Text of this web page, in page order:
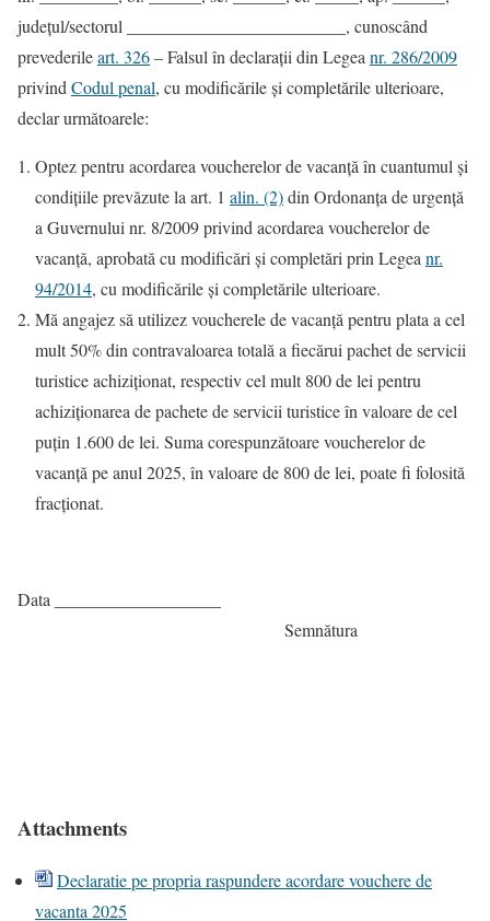
judeţul/sectorul _________________________, cunoscând
prevederileart. 326– Falsul în declaraţii din Legea nr. 286/2009
privind Codul penal, cu modificările şi completările ulterioare,
declar următoarele:
Optez pentru acordarea voucherelor de vacanţă în cuantumul şi
condiţiile prevăzute la art. 1 alin. (2)din Ordonanţa de urgenţă
a Guvernului nr. 8/2009 privind acordarea voucherelor de
vacanţă, aprobată cu modificări şi completări prin Legea nr.
94/2014, cu modificările şi completările ulterioare.
Mă angajez să utilizez voucherele de vacanţă pentru plata a cel
mult 50% din contravaloarea totală a fiecărui pachet de servicii
turistice achiziţionat, respectiv cel mult 800 de lei pentru
achiziţionarea de pachete de servicii turistice în valoare de cel
puţin 1.600 de lei. Suma corespunzătoare voucherelor de
vacanţă pe anul 2025, în valoare de 800 de lei, poate fi folosită
fracţionat.
Data ___________________
Semnătura
Attachments
Declaratie pe propria raspundere acordare vouchere de
vacanta 2025